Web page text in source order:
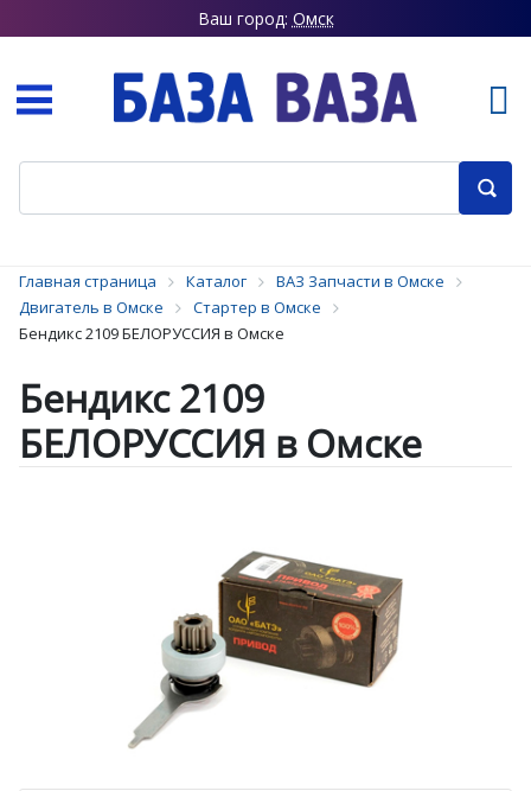
Ваш город: Омск
Главная страница Каталог
ВАЗ Запчасти в Омске
Двигатель в Омске
Стартер в Омске
Бендикс 2109 БЕЛОРУССИЯ в Омске
Бендикс 2109
БЕЛОРУССИЯ в Омске